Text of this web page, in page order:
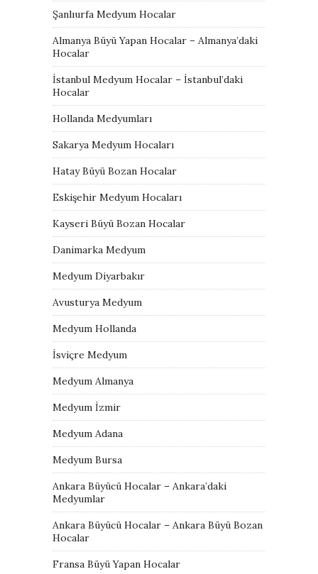
Şanlıurfa Medyum Hocalar
Almanya Büyü Yapan Hocalar – Almanya’daki
Hocalar
İstanbul Medyum Hocalar – İstanbul’daki
Hocalar
Hollanda Medyumları
Sakarya Medyum Hocaları
Hatay Büyü Bozan Hocalar
Eskişehir Medyum Hocaları
Kayseri Büyü Bozan Hocalar
Danimarka Medyum
Medyum Diyarbakır
Avusturya Medyum
Medyum Hollanda
İsviçre Medyum
Medyum Almanya
Medyum İzmir
Medyum Adana
Medyum Bursa
Ankara Büyücü Hocalar – Ankara’daki
Medyumlar
Ankara Büyücü Hocalar – Ankara Büyü Bozan
Hocalar
Fransa Büyü Yapan Hocalar